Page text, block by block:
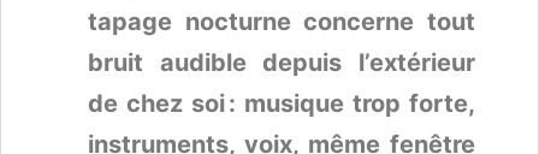
tapage nocturne concerne tout
bruit audible depuis l’extérieur
de chez soi : musique trop forte,
instruments, voix, même fenêtre